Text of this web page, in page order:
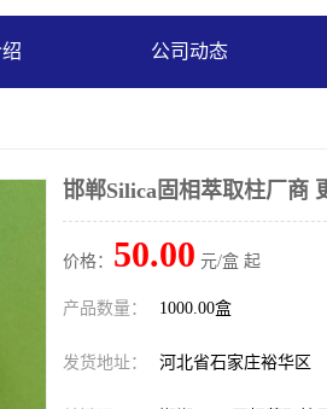
公司动态
邯郸Silica固相萃取柱厂商
价格： 50.00 元/盒 起
产品数量： 1000.00盒
发货地址： 河北省石家庄裕华区